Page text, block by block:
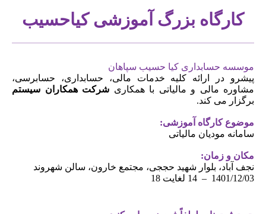
کارگاه بزرگ آموزشیکیاحسیب
موسسه حسابداری کیا حسیب سپاهان
پیشرو در ارائه کلیه خدمات مالی، حسابداری، حسابرسی،
مشاوره مالی و مالیاتی با همکاری شرکت همکاران سیستم
برگزار می کند.
موضوع کارگاه آموزشی:
سامانه مودیان مالیاتی
مکان و زمان:
نجف آباد، بلوار شهید حججی، مجتمع خارون، سالن شهروند
1401/12/03 – 14 لغایت 18